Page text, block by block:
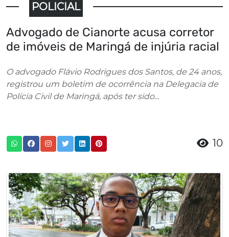
POLICIAL
Advogado de Cianorte acusa corretor
de imóveis de Maringá de injúria racial
O advogado Flávio Rodrigues dos Santos, de 24 anos,
registrou um boletim de ocorrência na Delegacia de
Polícia Civil de Maringá, após ter sido...
10